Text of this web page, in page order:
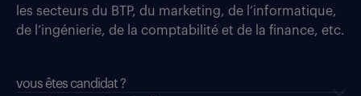
les secteurs du BTP, du marketing, de l’informatique,
de l’ingénierie, de la comptabilité et de la finance, etc.
vous êtes candidat ?